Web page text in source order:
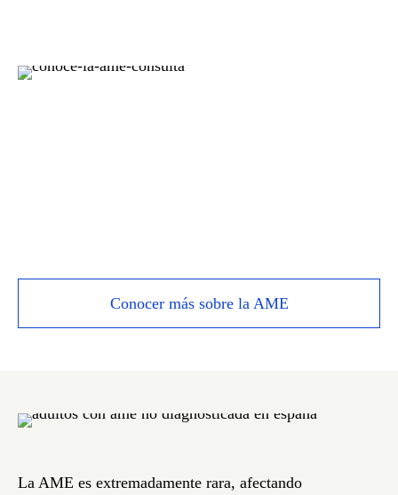
Conocer más sobre la AME
La AME es extremadamente rara, afectando